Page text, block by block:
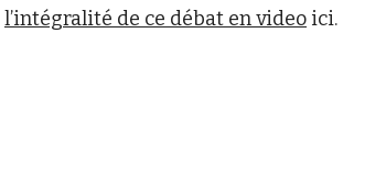
l’intégralité de ce débat en video ici.